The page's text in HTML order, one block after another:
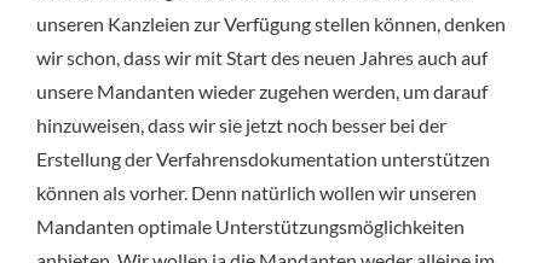
unseren Kanzleien zur Verfügung stellen können, denken
wir schon, dass wir mit Start des neuen Jahres auch auf
unsere Mandanten wieder zugehen werden, um darauf
hinzuweisen, dass wir sie jetzt noch besser bei der
Erstellung der Verfahrensdokumentation unterstützen
können als vorher. Denn natürlich wollen wir unseren
Mandanten optimale Unterstützungsmöglichkeiten